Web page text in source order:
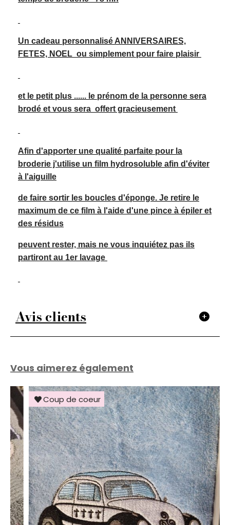
Un cadeau personnalisé ANNIVERSAIRES,
FETES, NOEL ou simplement pour faire plaisir
et le petit plus ...... le prénom de la personne sera
brodé et vous sera offert gracieusement
Afin d'apporter une qualité parfaite pour la
broderie j'utilise un film hydrosoluble afin d'éviter
à l'aiguille
de faire sortir les boucles d'éponge. Je retire le
maximum de ce film à l'aide d'une pince à épiler et
des résidus
peuvent rester, mais ne vous inquiétez pas ils
partiront au 1er lavage
Avis clients
Vous aimerez également
Coup de coeur